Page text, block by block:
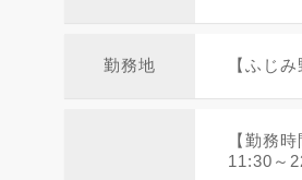
勤務地 【ふじ
【勤務時
11:30～